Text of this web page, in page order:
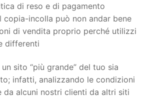
di reso e di pagamento
copia-incolla può non andar bene
di vendita proprio perché utilizzi
differenti
sito “più grande” del tuo sia
infatti, analizzando le condizioni
da alcuni nostri clienti da altri siti